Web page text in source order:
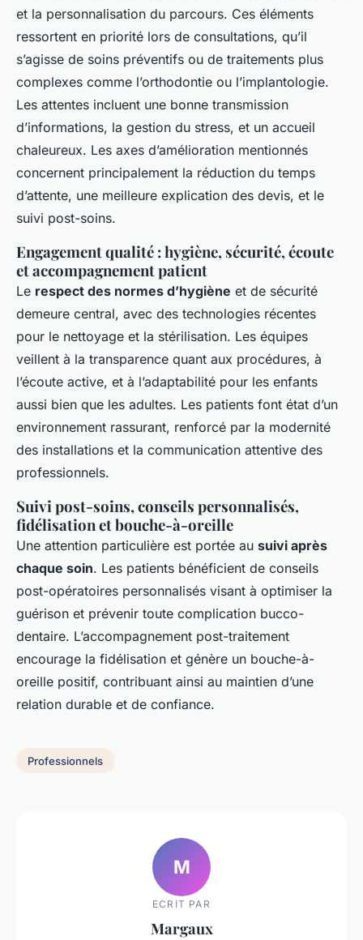
et la personnalisation du parcours. Ces éléments
ressortent en priorité lors de consultations, qu’il
s’agisse de soins préventifs ou de traitements plus
complexes comme l’orthodontie ou l’implantologie.
Les attentes incluent une bonne transmission
d’informations, la gestion du stress, et un accueil
chaleureux. Les axes d’amélioration mentionnés
concernent principalement la réduction du temps
d’attente, une meilleure explication des devis, et le
suivi post-soins.
Engagement qualité : hygiène, sécurité, écoute
et accompagnement patient
Le respect des normes d’hygiène et de sécurité
demeure central, avec des technologies récentes
pour le nettoyage et la stérilisation. Les équipes
veillent à la transparence quant aux procédures, à
l’écoute active, et à l’adaptabilité pour les enfants
aussi bien que les adultes. Les patients font état d’un
environnement rassurant, renforcé par la modernité
des installations et la communication attentive des
professionnels.
Suivi post-soins, conseils personnalisés,
fidélisation et bouche-à-oreille
Une attention particulière est portée au suivi après
chaque soin. Les patients bénéficient de conseils
post-opératoires personnalisés visant à optimiser la
guérison et prévenir toute complication bucco-
dentaire. L’accompagnement post-traitement
encourage la fidélisation et génère un bouche-à-
oreille positif, contribuant ainsi au maintien d’une
relation durable et de confiance.
Professionnels
M
ECRIT PAR
Margaux